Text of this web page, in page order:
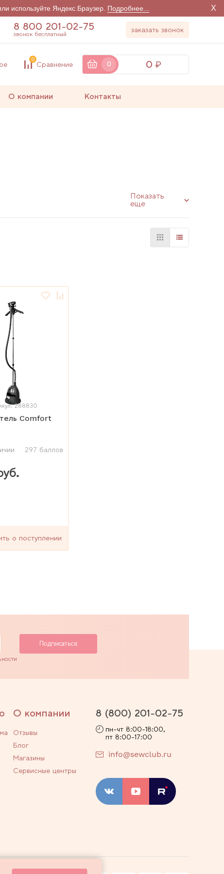
используйте Яндекс.Браузер. Подробнее... X
8 800 201-02-75
звонок бесплатный
заказать звонок
Сравнение
0
0 0
О компании Контакты
Показать
еще
288830
Comfort
297 баллов
о поступлении
О компании
Отзывы
Блог
Магазины
Сервисные центры
8 (800) 201-02-75
пн-чт 8:00-18:00,
пт 8:00-17:00
info@sewclub.ru
Договор оферты